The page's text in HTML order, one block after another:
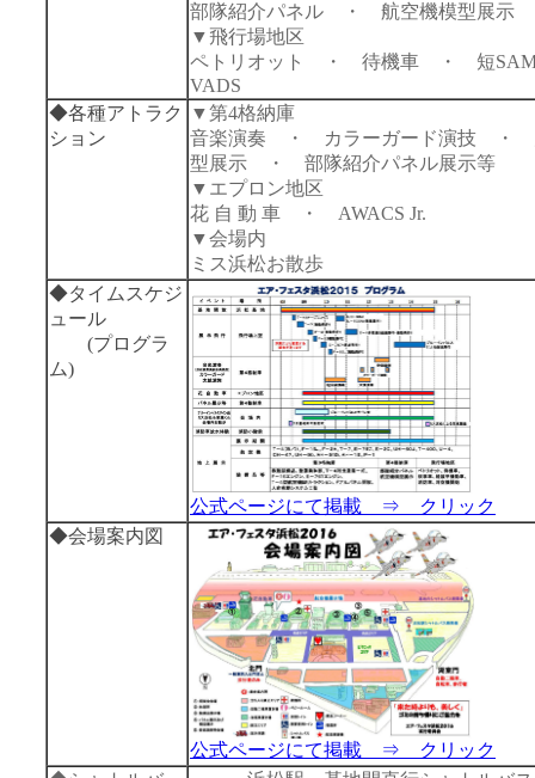
部隊紹介パネル ・ 航空機模型展示
▼飛行場地区
ペトリオット ・ 待機車 ・ 短
VADS
◆各種アトラク
ション
▼第4格納庫
音楽演奏 ・ カラーガード演技 ・
型展示 ・ 部隊紹介パネル展示等
▼エプロン地区
花 自 動 車 ・ AWACS Jr.
▼会場内
ミス浜松お散歩
◆タイムスケジ
ュール
(プログラ
ム)
公式ページにて掲載 ⇒ クリック
◆会場案内図
公式ページにて掲載 ⇒ クリック